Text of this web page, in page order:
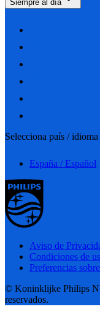
Siempre al día
Selecciona país / idioma
España / Español
Aviso de
Condiciones de
Preferencias
© Koninklijke Philips
reservados.